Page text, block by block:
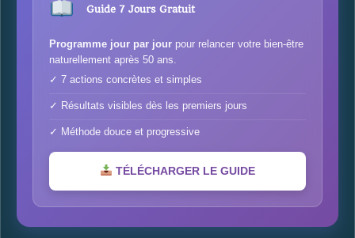
Guide 7 Jours Gratuit
Programme jour par jour pour relancer votre bien-être
naturellement après 50 ans.
✓ 7 actions concrètes et simples
✓ Résultats visibles dès les premiers jours
✓ Méthode douce et progressive
TÉLÉCHARGER LE GUIDE